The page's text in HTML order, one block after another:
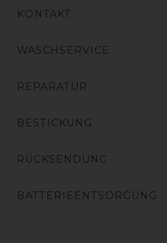
KONTAKT
WASCHSERVICE
REPARATUR
BESTICKUNG
RÜCKSENDUNG
BATTERIEENTSORGUNG